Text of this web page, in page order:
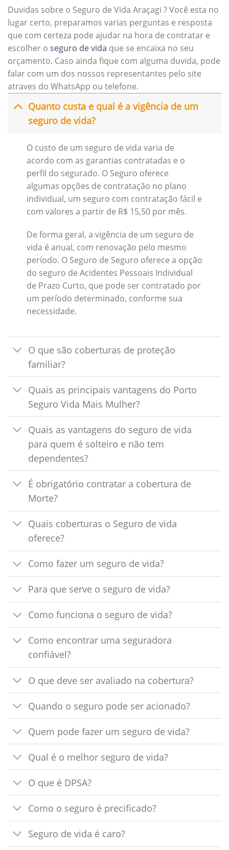
Duvidas sobre o Seguro de Vida Araçagi ? Você esta no
lugar certo, preparamos varias perguntas e resposta
que com certeza pode ajudar na hora de contratar e
escolher o seguro de vida que se encaixa no seu
orçamento. Caso ainda fique com alguma duvida, pode
falar com um dos nossos representantes pelo site
atraves do WhatsApp ou telefone.
Quanto custa e qual é a vigência de um
seguro de vida?
O custo de um seguro de vida varia de
acordo com as garantias contratadas e o
perfil do segurado. O Seguro oferece
algumas opções de contratação no plano
individual, um seguro com contratação fácil e
com valores a partir de R$ 15,50 por mês.
De forma geral, a vigência de um seguro de
vida é anual, com renovação pelo mesmo
período. O Seguro de Seguro oferece a opção
do seguro de Acidentes Pessoais Individual
de Prazo Curto, que pode ser contratado por
um período determinado, conforme sua
necessidade.
O que são coberturas de proteção
familiar?
Quais as principais vantagens do Porto
Seguro Vida Mais Mulher?
Quais as vantagens do seguro de vida
para quem é solteiro e não tem
dependentes?
É obrigatório contratar a cobertura de
Morte?
Quais coberturas o Seguro de vida
oferece?
Como fazer um seguro de vida?
Para que serve o seguro de vida?
Como funciona o seguro de vida?
Como encontrar uma seguradora
confiável?
O que deve ser avaliado na cobertura?
Quando o seguro pode ser acionado?
Quem pode fazer um seguro de vida?
Qual é o melhor seguro de vida?
O que é DPSA?
Como o seguro é precificado?
Seguro de vida é caro?